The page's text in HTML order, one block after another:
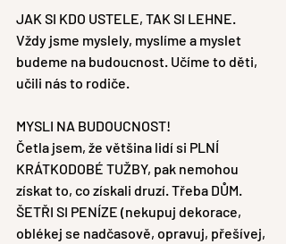
JAK SI KDO USTELE, TAK SI LEHNE.
Vždy jsme myslely, myslíme a myslet
budeme na budoucnost. Učíme to děti,
učili nás to rodiče.
MYSLI NA BUDOUCNOST!
Četla jsem, že většina lidí si PLNÍ
KRÁTKODOBÉ TUŽBY, pak nemohou
získat to, co získali druzí. Třeba DŮM.
ŠETŘI SI PENÍZE (nekupuj dekorace,
oblékej se nadčasově, opravuj, přešívej,